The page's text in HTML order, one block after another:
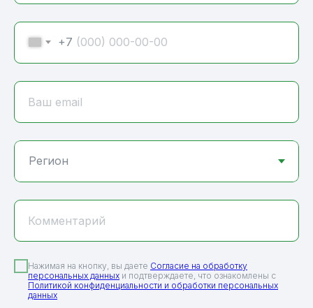
+7
Ваш email
Комментарий
Нажимая на кнопку, вы даете Согласие на обработку
персональных данных и подтверждаете, что ознакомлены с
Политикой конфиденциальности и обработки персональных
данных